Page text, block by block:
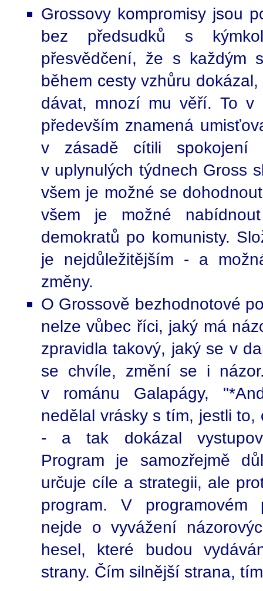
Grossovy kompromisy jsou
bez předsudků s
přesvědčení, že s každým
během cesty vzhůru
dávat, mnozí mu věří. To v
především znamená
v zásadě cítili
v uplynulých týdnech Gross
všem je možné se
všem je možné
demokratů po komunisty.
je nejdůležitějším - a
změny.
O Grossově bezhodnotové
nelze vůbec říci, jaký má
zpravidla takový, jaký se v
se chvíle, změní se i
v románu Galapágy,
nedělal vrásky s tím, jestli
- a tak dokázal
Program je samozřejmě
určuje cíle a strategii, ale
program. V programovém
nejde o vyvážení
hesel, které budou
strany. Čím silnější strana,